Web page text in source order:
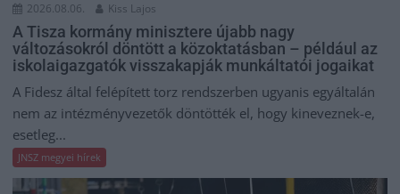
2026.08.06. Kiss Lajos
A Tisza kormány minisztere újabb nagy
változásokról döntött a közoktatásban – például az
iskolaigazgatók visszakapják munkáltatói jogaikat
A Fidesz által felépített torz rendszerben ugyanis egyáltalán
nem az intézményvezetők döntötték el, hogy kineveznek-e,
esetleg...
JNSZ megyei hírek